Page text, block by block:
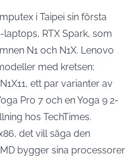
i Taipei sin första
RTX Spark, som
N1 och N1X. Lenovo
med kretsen:
ett par varianter av
Pro 7 och en Yoga 9 2-
hos TechTimes.
det vill säga den
bygger sina processorer